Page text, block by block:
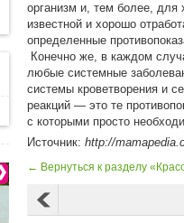
организм и, тем более, для
известной и хорошо
определенные
Конечно же, в каждом
любые системные
системы кроветворения и
реакций — это те
с которыми просто
Источник: http://
← Вернуться к разделу